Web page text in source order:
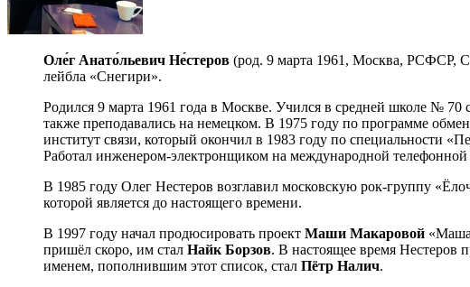
Оле́г Анато́льевич Не́стеров (род. 9 марта 1961, Москва, РСФСР,
лейбла «Снегири».
Родился 9 марта 1961 года в Москве. Учился в средней школе №
также преподавались на немецком. В 1975 году по программе
институт связи, который окончил в 1983 году по специальности
Работал инженером-электронщиком на международной
В 1985 году Олег Нестеров возглавил московскую рок-группу
которой является до настоящего времени.
В 1997 году начал продюсировать проект Маши Макаровой «Маша
пришёл скоро, им стал Найк Борзов. В настоящее время Нестеров
именем, пополнившим этот список, стал Пётр Налич.